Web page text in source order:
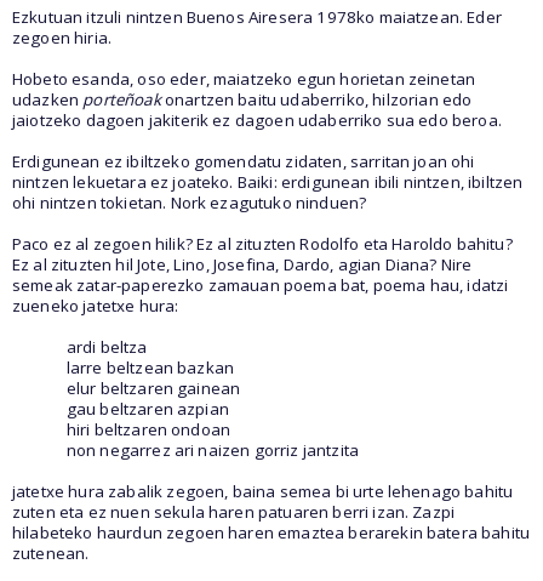
Ezkutuan itzuli nintzen Buenos Airesera 1978ko maiatzean. Eder
zegoen hiria.
Hobeto esanda, oso eder, maiatzeko egun horietan zeinetan
udazken porteñoakonartzen baitu udaberriko, hilzorian edo
jaiotzeko dagoen jakiterik ez dagoen udaberriko sua edo beroa.
Erdigunean ez ibiltzeko gomendatu zidaten, sarritan joan ohi
nintzen lekuetara ez joateko. Baiki: erdigunean ibili nintzen, ibiltzen
ohi nintzen tokietan. Nork ezagutuko ninduen?
Paco ez al zegoen hilik? Ez al zituzten Rodolfo eta Haroldo bahitu?
Ez al zituzten hil Jote, Lino, Josefina, Dardo, agian Diana? Nire
semeak zatar-paperezko zamauan poema bat, poema hau, idatzi
zueneko jatetxe hura:
ardi beltza
larre beltzean bazkan
elur beltzaren gainean
gau beltzaren azpian
hiri beltzaren ondoan
non negarrez ari naizen gorriz jantzita
jatetxe hura zabalik zegoen, baina semea bi urte lehenago bahitu
zuten eta ez nuen sekula haren patuaren berri izan. Zazpi
hilabeteko haurdun zegoen haren emaztea berarekin batera bahitu
zutenean.